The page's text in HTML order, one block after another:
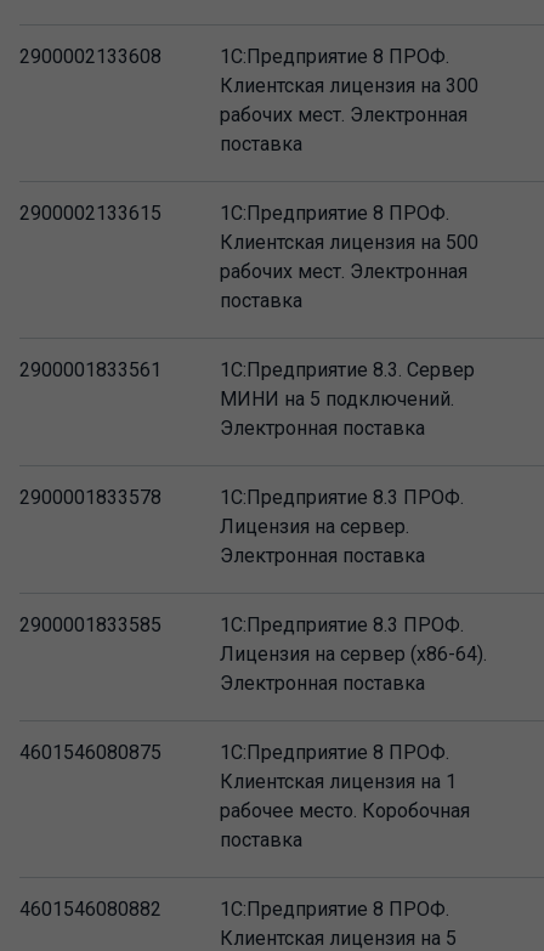
2900002133608
1С:Предприятие 8 ПРОФ.
Клиентская лицензия на 300
рабочих мест. Электронная
поставка
2900002133615
1С:Предприятие 8 ПРОФ.
Клиентская лицензия на 500
рабочих мест. Электронная
поставка
2900001833561
1С:Предприятие 8.3. Сервер
МИНИ на 5 подключений.
Электронная поставка
2900001833578
1С:Предприятие 8.3 ПРОФ.
Лицензия на сервер.
Электронная поставка
2900001833585
1С:Предприятие 8.3 ПРОФ.
Лицензия на сервер (x86-64).
Электронная поставка
4601546080875
1С:Предприятие 8 ПРОФ.
Клиентская лицензия на 1
рабочее место. Коробочная
поставка
4601546080882
1С:Предприятие 8 ПРОФ.
Клиентская лицензия на 5